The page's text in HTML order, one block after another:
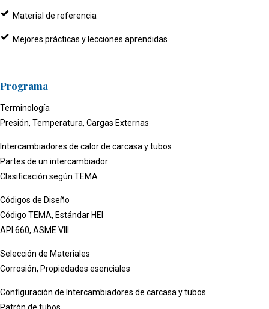
Material de referencia
Mejores prácticas y lecciones aprendidas
Programa
Terminología
Presión, Temperatura, Cargas Externas
Intercambiadores de calor de carcasa y tubos
Partes de un intercambiador
Clasificación según TEMA
Códigos de Diseño
Código TEMA, Estándar HEI
API 660, ASME VIII
Selección de Materiales
Corrosión, Propiedades esenciales
Configuración de Intercambiadores de carcasa y tubos